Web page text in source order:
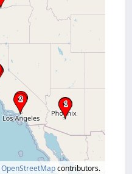
OpenStreetMapcontributors.